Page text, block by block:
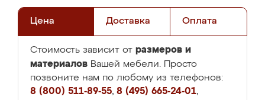
Цена Доставка Оплата
Стоимость зависит от размеров и
материалов Вашей мебели. Просто
позвоните нам по любому из телефонов:
8 (800) 511-89-55, 8 (495) 665-24-01,